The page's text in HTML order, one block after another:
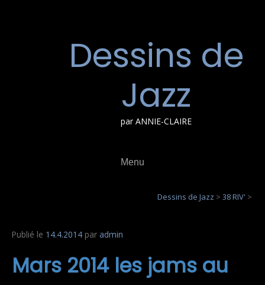
Dessins de
Jazz
par ANNIE-CLAIRE
Menu
Dessins de Jazz > 38 RIV' >
Publié le 14.4.2014 par admin
Mars 2014 les jams au